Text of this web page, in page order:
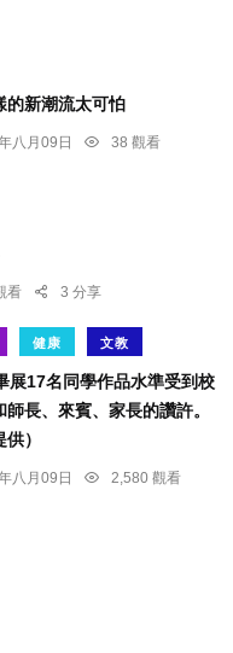
的新潮流太可怕
八月09日
38 觀看
看 3 分享
健康 文教
展17名同學作品水準受到校
長、來賓、家長的讚許。
）
八月09日
2,580 觀看